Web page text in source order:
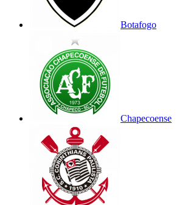
Botafogo
Chapecoense